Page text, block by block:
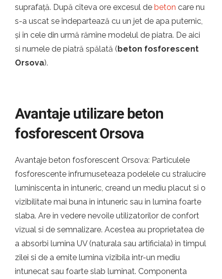
suprafață. După cîteva ore excesul de beton care nu
s-a uscat se îndepartează cu un jet de apa puternic,
și în cele din urmă rămîne modelul de piatra. De aici
si numele de piatră spălată (beton fosforescent
Orsova).
Avantaje utilizare beton
fosforescent Orsova
Avantaje beton fosforescent Orsova: Particulele
fosforescente infrumuseteaza podelele cu stralucire
luminiscenta in intuneric, creand un mediu placut si o
vizibilitate mai buna in intuneric sau in lumina foarte
slaba. Are in vedere nevoile utilizatorilor de confort
vizual si de semnalizare. Acestea au proprietatea de
a absorbi lumina UV (naturala sau artificiala) in timpul
zilei si de a emite lumina vizibila intr-un mediu
intunecat sau foarte slab luminat. Componenta